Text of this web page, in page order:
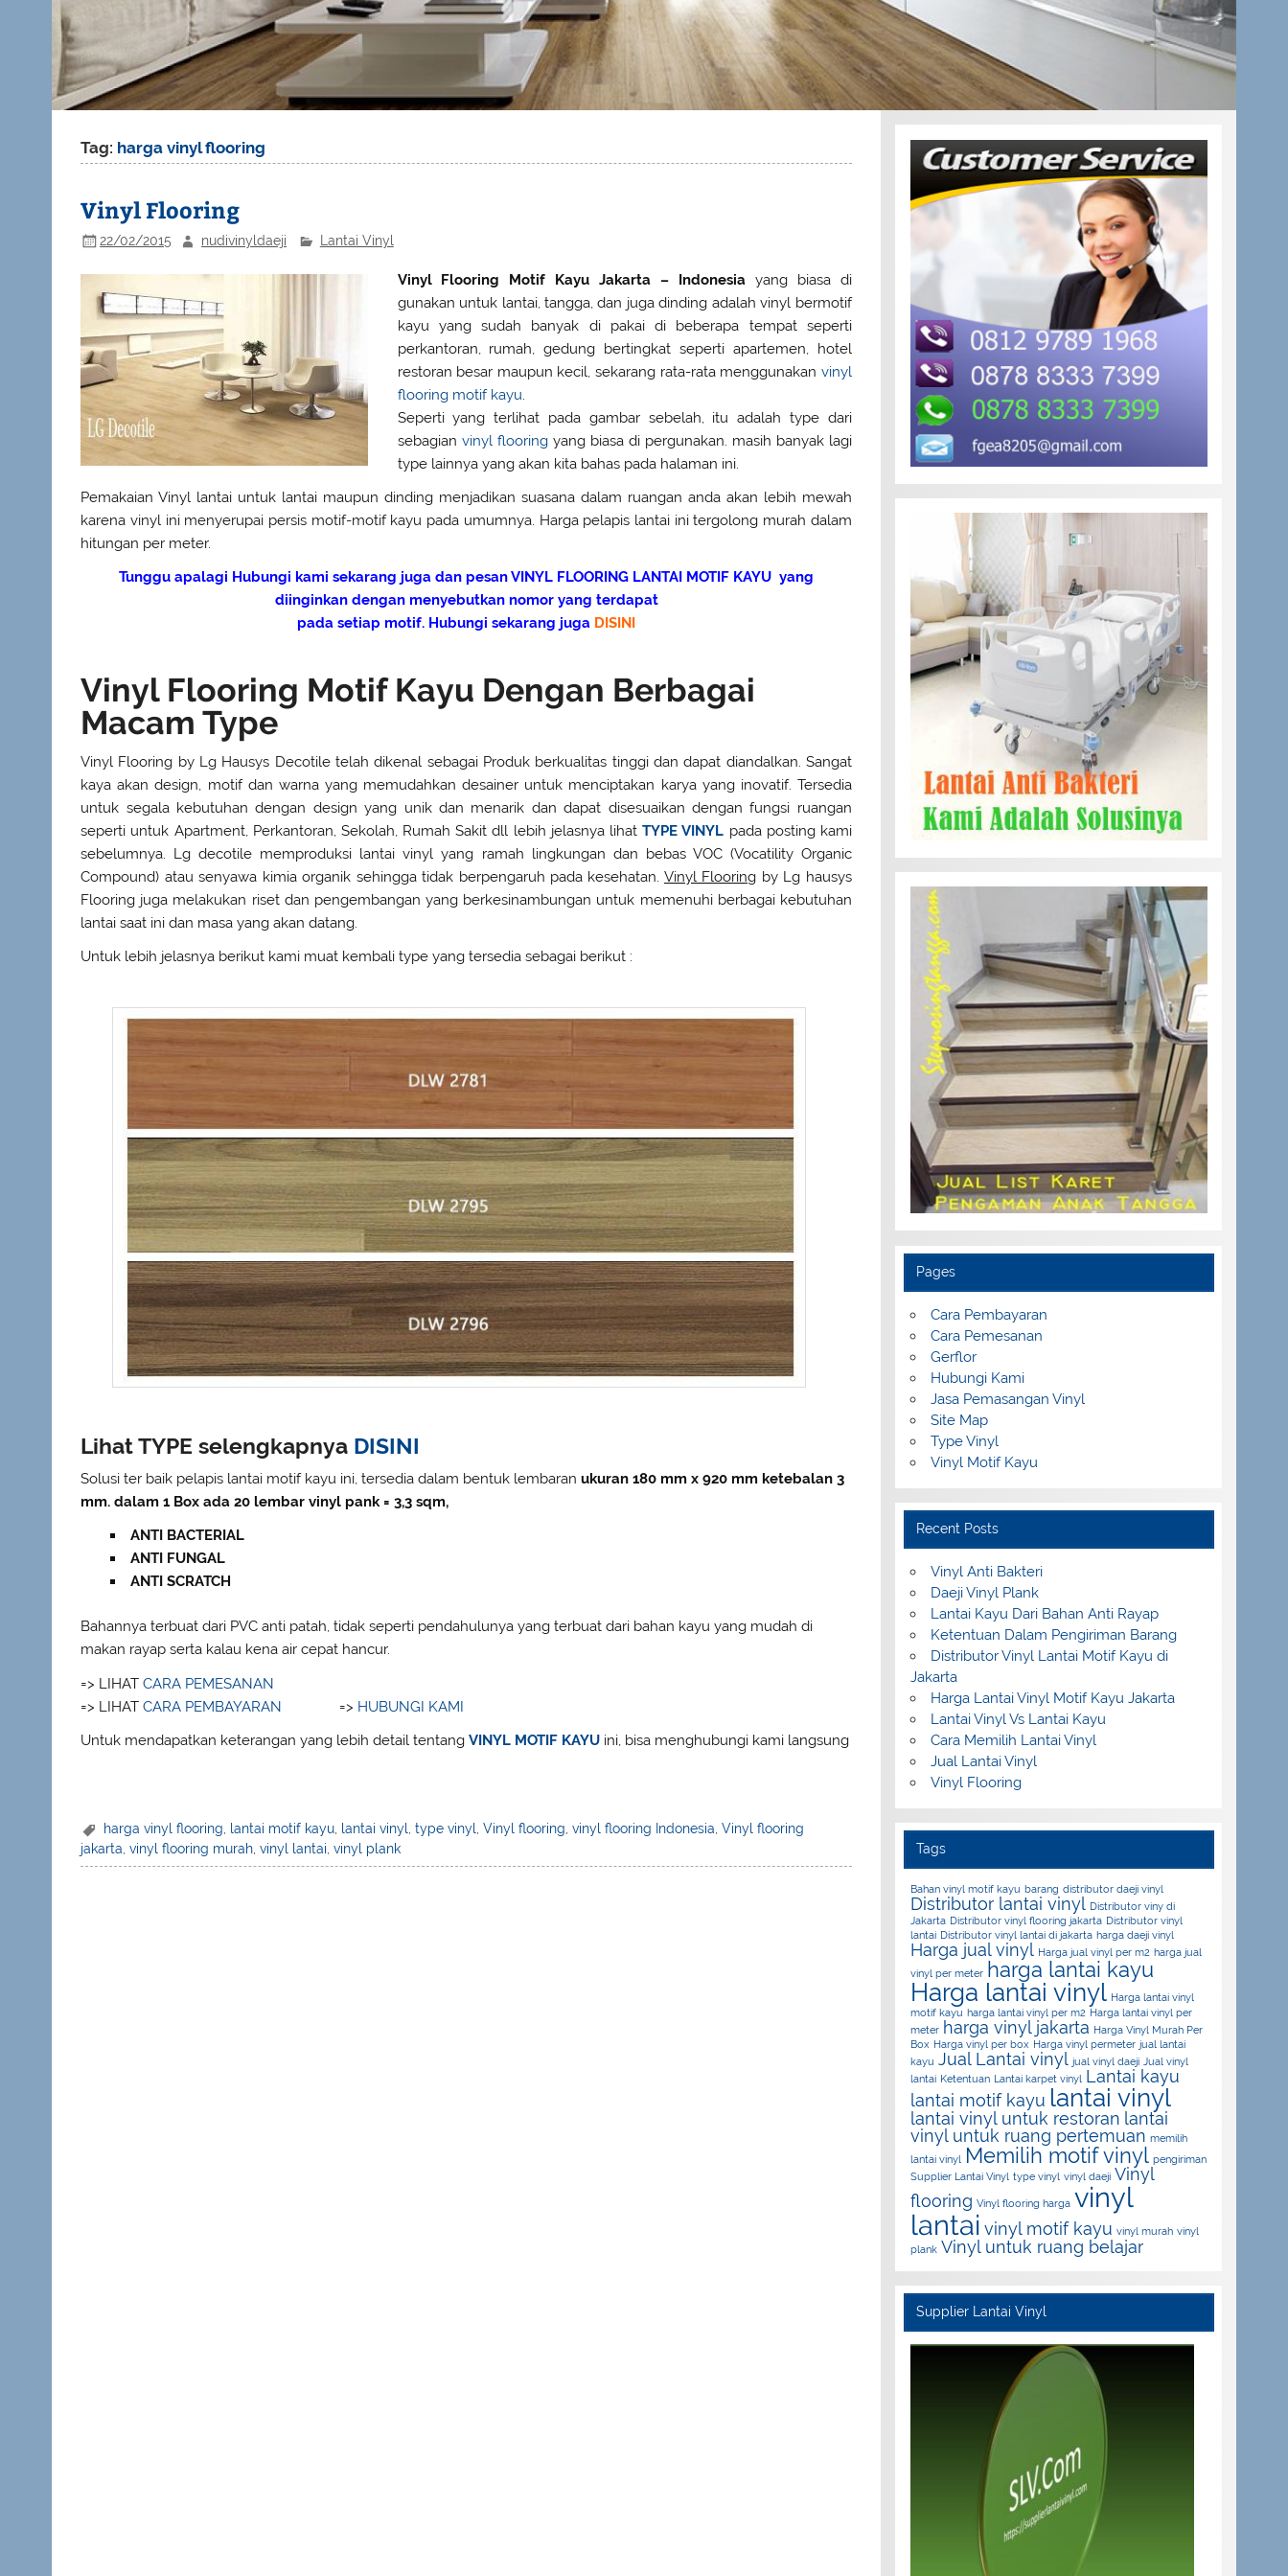
Tag: harga vinyl flooring
Vinyl Flooring
22/02/2015 nudivinyldaeji Lantai Vinyl
Vinyl Flooring Motif Kayu Jakarta – Indonesia yang biasa di
gunakan untuk lantai, tangga, dan juga dinding adalah vinyl bermotif
kayu yang sudah banyak di pakai di beberapa tempat seperti
perkantoran, rumah, gedung bertingkat seperti apartemen, hotel
restoran besar maupun kecil, sekarang rata-rata menggunakan vinyl
flooring motif kayu
Seperti yang terlihat pada gambar sebelah, itu adalah type dari
sebagian vinyl flooringyang biasa di pergunakan. masih banyak lagi
type lainnya yang akan kita bahas pada halaman ini.
Pemakaian Vinyl lantai untuk lantai maupun dinding menjadikan suasana dalam ruangan anda akan lebih mewah
karena vinyl ini menyerupai persis motif-motif kayu pada umumnya. Harga pelapis lantai ini tergolong murah dalam
hitungan per meter.
Tunggu apalagi Hubungi kami sekarang juga dan pesanVINYL FLOORING LANTAI MOTIF KAYUyang
diinginkan dengan menyebutkan nomor yang terdapat
pada setiap motif. Hubungi sekarang juga DISINI
Vinyl Flooring Motif Kayu Dengan Berbagai
Macam Type
Vinyl Flooring by Lg Hausys Decotile telah dikenal sebagai Produk berkualitas tinggi dan dapat diandalkan. Sangat
kaya akan design, motif dan warna yang memudahkan desainer untuk menciptakan karya yang inovatif. Tersedia
untuk segala kebutuhan dengan design yang unik dan menarik dan dapat disesuaikan dengan fungsi ruangan
seperti untuk Apartment, Perkantoran, Sekolah, Rumah Sakit dll lebih jelasnya lihatTYPE VINYL pada posting kami
sebelumnya. Lg decotile memproduksi lantai vinyl yang ramah lingkungan dan bebas VOC (Vocatility Organic
Compound) atau senyawa kimia organik sehingga tidak berpengaruh pada kesehatan. Vinyl Flooring by Lg hausys
Flooring juga melakukan riset dan pengembangan yang berkesinambungan untuk memenuhi berbagai kebutuhan
lantai saat ini dan masa yang akan datang.
Untuk lebih jelasnya berikut kami muat kembali type yang tersedia sebagai berikut :
Lihat TYPE selengkapnya DISINI
Solusi ter baik pelapis lantai motif kayu ini, tersedia dalam bentuk lembaranukuran 180 mm x 920 mm ketebalan 3
mm. dalam 1 Box ada 20 lembar vinyl pank = 3,3 sqm,
ANTI BACTERIAL
ANTI FUNGAL
ANTI SCRATCH
Bahannya terbuat dari PVC anti patah, tidak seperti pendahulunya yang terbuat dari bahan kayu yang mudah di
makan rayap serta kalau kena air cepat hancur.
=> LIHATCARA PEMESANAN
=> LIHATCARA PEMBAYARAN => HUBUNGI KAMI
Untuk mendapatkan keterangan yang lebih detail tentangVINYL MOTIF KAYU ini, bisa menghubungi kami langsung
harga vinyl flooring lantai motif kayu lantai vinyl ,type vinyl ,Vinyl flooring ,vinyl flooring Indonesia ,Vinyl flooring
jakarta,vinyl flooring murah,vinyl lantai,vinyl plank
Pages
Cara Pembayaran
Cara Pemesanan
Gerflor
Hubungi Kami
Jasa Pemasangan Vinyl
Site Map
Type Vinyl
Vinyl Motif Kayu
Recent Posts
Vinyl Anti Bakteri
Daeji Vinyl Plank
Lantai Kayu Dari Bahan Anti Rayap
Ketentuan Dalam Pengiriman Barang
Distributor Vinyl Lantai Motif Kayu di
Jakarta
Harga Lantai Vinyl Motif Kayu Jakarta
Lantai Vinyl Vs Lantai Kayu
Cara Memilih Lantai Vinyl
Jual Lantai Vinyl
Vinyl Flooring
Tags
Bahan vinyl motif kayu barang distributor daeji vinyl
Distributor lantai vinyl Distributor viny di
Jakarta Distributor vinyl flooring jakarta Distributor vinyl
lantai Distributor vinyl lantai di jakarta harga daeji vinyl
Harga jual vinyl Harga jual vinyl per m2 harga jual
vinyl per meter
harga lantai kayu
Harga lantai vinyl Harga lantai vinyl
motif kayu harga lantai vinyl per m2 Harga lantai vinyl per
meter harga vinyl jakarta Harga Vinyl Murah Per
Box Harga vinyl per box Harga vinyl permeter jual lantai
kayu Jual Lantai vinyl jual vinyl daeji
Jual vinyl
lantai Ketentuan Lantai karpet vinyl
Lantai kayu
lantai motif kayu lantai vinyl
lantai vinyl untuk restoran lantai
vinyl untuk ruang pertemuan memilih
lantai vinyl
Memilih motif vinyl pengiriman
Supplier Lantai Vinyl type vinyl vinyl daeji Vinyl
flooring Vinyl flooring harga vinyl
lantai vinyl motif kayu vinyl murah vinyl
plank Vinyl untuk ruang belajar
Supplier Lantai Vinyl